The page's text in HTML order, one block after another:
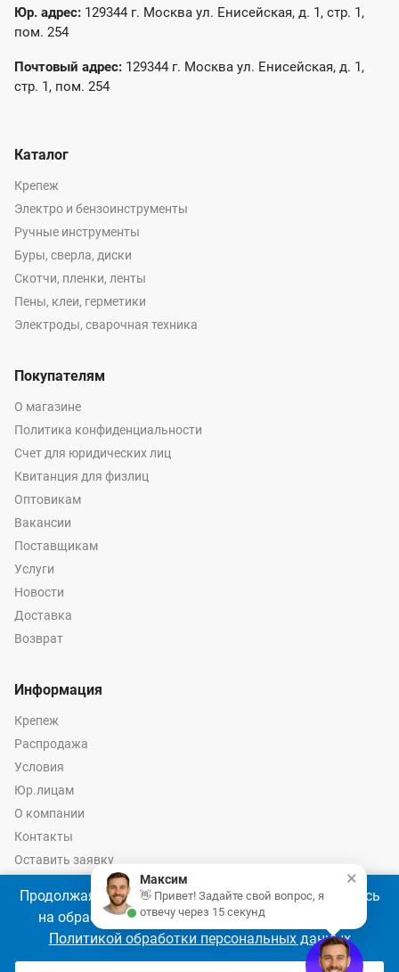
Юр. адрес: 129344 г. Москва ул. Енисейская, д. 1, стр. 1,
пом. 254
Почтовый адрес: 129344 г. Москва ул. Енисейская, д. 1,
стр. 1, пом. 254
Каталог
Крепеж
Электро и бензоинструменты
Ручные инструменты
Буры, сверла, диски
Скотчи, пленки, ленты
Пены, клеи, герметики
Электроды, сварочная техника
Покупателям
О магазине
Политика конфиденциальности
Счет для юридических лиц
Квитанция для физлиц
Оптовикам
Вакансии
Поставщикам
Услуги
Новости
Доставка
Возврат
Информация
Крепеж
Распродажа
Условия
Юр.лицам
О компании
Контакты
Оставить заявку
Калькулятор крепежа
© 2026 год Оптово-розничные продажи крепежа и инструмента -
Ремкреп.ру
Продолжая использовать наш сайт, Вы соглашаетесь
на обработку файлов cookie 🍪 в соответствии с
Политикой обработки персональных данных
×
Максим
👋 Привет! Задайте свой вопрос, я
отвечу через 15 секунд